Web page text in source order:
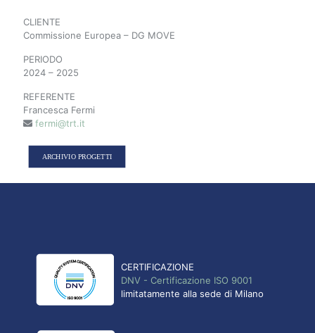
CLIENTE
Commissione Europea – DG MOVE
PERIODO
2024 – 2025
REFERENTE
Francesca Fermi
fermi@trt.it
ARCHIVIO PROGETTI
CERTIFICAZIONE
DNV - Certificazione ISO 9001
limitatamente alla sede di Milano